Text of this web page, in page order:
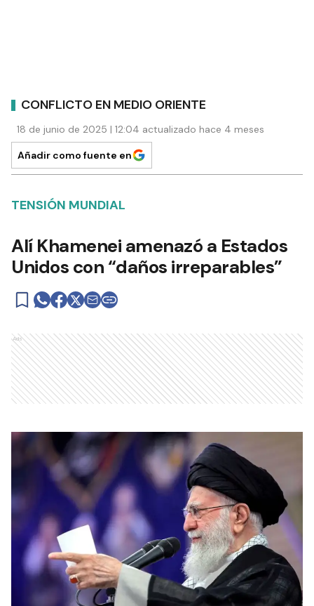
CONFLICTO EN MEDIO ORIENTE
18 de junio de 2025 | 12:04 actualizado hace 4 meses
Añadir como fuente en
TENSIÓN MUNDIAL
Alí Khamenei amenazó a Estados
Unidos con “daños irreparables”
Ads